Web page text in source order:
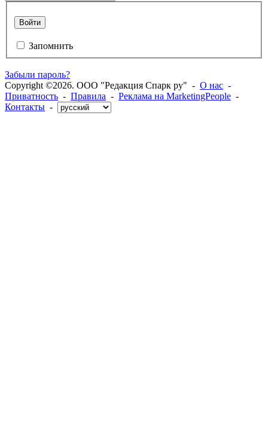
Войти
Запомнить
Забыли пароль?
Copyright ©2026. ООО "Редакция Спарк ру" - О нас -
Приватность - Правила - Реклама на MarketingPeople -
Контакты -